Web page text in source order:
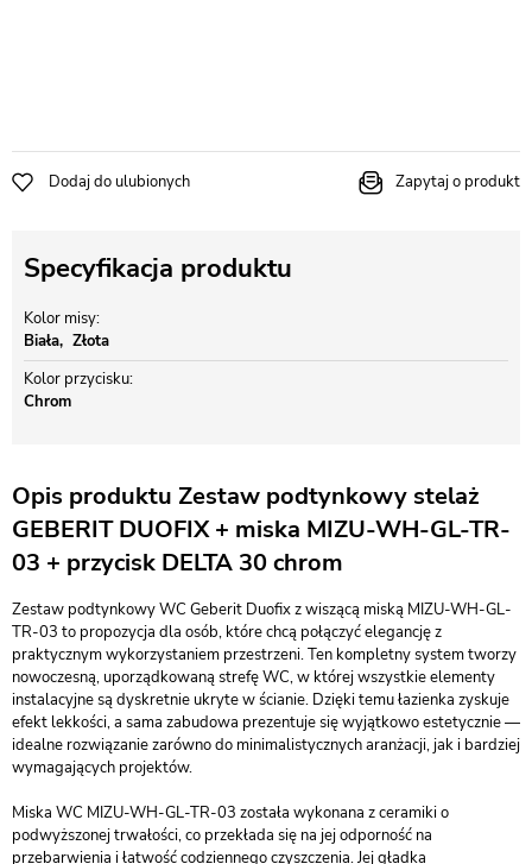
Dodaj do ulubionych Zapytaj o produkt
Specyfikacja produktu
Kolor misy
Biała
Złota
Kolor przycisku
Chrom
Opis produktu Zestaw podtynkowy stelaż
GEBERIT DUOFIX + miska MIZU-WH-GL-TR-
03 + przycisk DELTA 30 chrom
Zestaw podtynkowy WC Geberit Duofix z wiszącą miską MIZU-WH-GL-
TR-03 to propozycja dla osób, które chcą połączyć elegancję z
praktycznym wykorzystaniem przestrzeni. Ten kompletny system tworzy
nowoczesną, uporządkowaną strefę WC, w której wszystkie elementy
instalacyjne są dyskretnie ukryte w ścianie. Dzięki temu łazienka zyskuje
efekt lekkości, a sama zabudowa prezentuje się wyjątkowo estetycznie —
idealne rozwiązanie zarówno do minimalistycznych aranżacji, jak i bardziej
wymagających projektów.
Miska WC MIZU-WH-GL-TR-03 została wykonana z ceramiki o
podwyższonej trwałości, co przekłada się na jej odporność na
przebarwienia i łatwość codziennego czyszczenia. Jej gładka